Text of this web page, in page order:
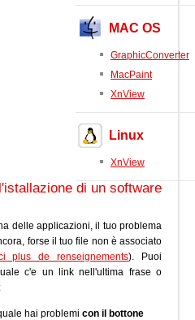
MAC OS
GraphicConverter
MacPaint
XnView
Linux
XnView
di un software
delle applicazioni, il tuo problema
forse il tuo file non è associato
plus de renseignements). Puoi
c'e un link nell'ultima frase o
hai problemi con il bottone